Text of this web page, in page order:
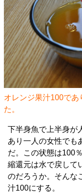
オレンジ果汁100で
た。
下半身魚で上半身が
あり一人の女性でも
だ。この状態は100
縮還元は水で戻して
のだろうか。そんな
汁100にする。